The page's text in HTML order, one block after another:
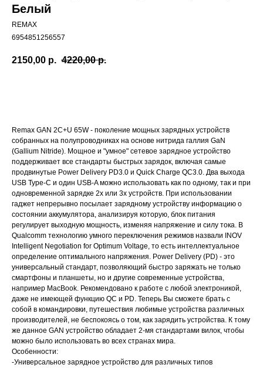
Белый
REMAX
6954851256557
2150,00 р. 4220,00 р.
Remax GAN 2C+U 65W - поколение мощных зарядных устройств
собранных на полупроводниках на основе нитрида галлия GaN
(Gallium Nitride). Мощное и "умное" сетевое зарядное устройство
поддерживает все стандарты быстрых зарядок, включая самые
продвинутые Power Delivery PD3.0 и Quick Charge QC3.0. Два выхода
USB Type-C и один USB-A можно использовать как по одному, так и при
одновременной зарядке 2х или 3х устройств. При использовании
гаджет непрерывно посылает зарядному устройству информацию о
состоянии аккумулятора, анализируя которую, блок питания
регулирует выходную мощность, изменяя напряжение и силу тока. В
Qualcomm технологию умного переключения режимов назвали INOV
Intelligent Negotiation for Optimum Voltage, то есть интеллектуальное
определение оптимального напряжения. Power Delivery (PD) - это
универсальный стандарт, позволяющий быстро заряжать не только
смартфоны и планшеты, но и другие современные устройства,
например MacBook. Рекомендовано к работе с любой электроникой,
даже не имеющей функцию QC и PD. Теперь Вы сможете брать с
собой в командировки, путешествия любимые устройства различных
производителей, не беспокоясь о том, как зарядить устройства. К тому
же данное GAN устройство обладает 2-мя стандартами вилок, чтобы
можно было использовать во всех странах мира.
Особенности:
-Универсальное зарядное устройство для различных типов